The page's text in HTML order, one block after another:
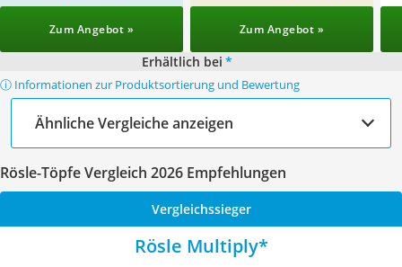
Zum Angebot » Zum Angebot »
Erhältlich bei *
ⓘ Informationen zur Produktsortierung und Bewertung
Ähnliche Vergleiche anzeigen
Rösle-Töpfe Vergleich 2026 Empfehlungen
Vergleichssieger
Rösle Multiply